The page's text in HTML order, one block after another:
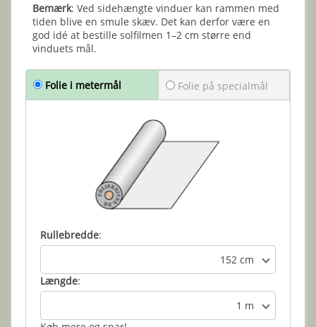
Bemærk: Ved sidehængte vinduer kan rammen med
tiden blive en smule skæv. Det kan derfor være en
god idé at bestille solfilmen 1–2 cm større end
vinduets mål.
Folie i metermål Folie på specialmål
Rullebredde:
152 cm
Længde:
1 m